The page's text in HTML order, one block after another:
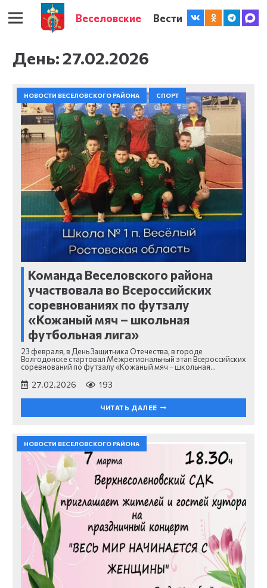
Веселовские Вести
День: 27.02.2026
НОВОСТИ ВЕСЕЛОВСКОГО РАЙОНА СПОРТ
Команда Веселовского района
участвовала во Всероссийских
соревнованиях по футзалу
«Кожаный мяч – школьная
футбольная лига»
23 февраля, в День Защитника Отечества, в городе
Волгодонске стартовал Межрегиональный этап Всероссийских
соревнований по футзалу «Кожаный мяч – школьная…
27.02.2026 193
ЧИТАТЬ ДАЛЕЕ
НОВОСТИ ВЕСЕЛОВСКОГО РАЙОНА